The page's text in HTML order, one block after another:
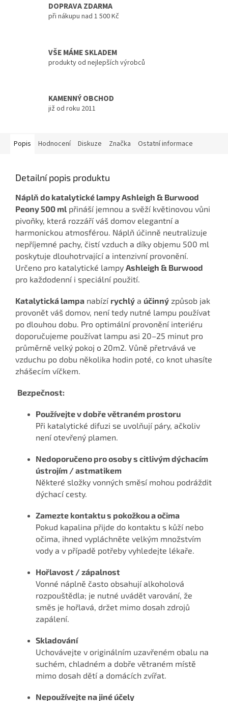
DOPRAVA ZDARMA
při nákupu nad 1 500 Kč
VŠE MÁME SKLADEM
produkty od nejlepších výrobců
KAMENNÝ OBCHOD
již od roku 2011
Popis Hodnocení Diskuze Značka Ostatní informace
Detailní popis produktu
Náplň do katalytické lampy Ashleigh & Burwood
Peony 500 ml přináší jemnou a svěží květinovou vůni
pivoňky, která rozzáří váš domov elegantní a
harmonickou atmosférou. Náplň účinně neutralizuje
nepříjemné pachy, čistí vzduch a díky objemu 500 ml
poskytuje dlouhotrvající a intenzivní provonění.
Určeno pro katalytické lampy Ashleigh & Burwood
pro každodenní i speciální použití.
Katalytická lampa nabízí rychlý a účinný způsob jak
provonět váš domov, není tedy nutné lampu používat
po dlouhou dobu. Pro optimální provonění interiéru
doporučujeme používat lampu asi 20–25 minut pro
průměrně velký pokoj o 20m2. Vůně přetrvává ve
vzduchu po dobu několika hodin poté, co knot uhasíte
zhášecím víčkem.
Bezpečnost:
Používejte v dobře větraném prostoru
Při katalytické difuzi se uvolňují páry, ačkoliv
není otevřený plamen.
Nedoporučeno pro osoby s citlivým dýchacím
ústrojím / astmatikem
Některé složky vonných směsí mohou podráždit
dýchací cesty.
Zamezte kontaktu s pokožkou a očima
Pokud kapalina přijde do kontaktu s kůží nebo
očima, ihned vypláchněte velkým množstvím
vody a v případě potřeby vyhledejte lékaře.
Hořlavost / zápalnost
Vonné náplně často obsahují alkoholová
rozpouštědla; je nutné uvádět varování, že
směs je hořlavá, držet mimo dosah zdrojů
zapálení.
Skladování
Uchovávejte v originálním uzavřeném obalu na
suchém, chladném a dobře větraném místě
mimo dosah dětí a domácích zvířat.
Nepoužívejte na jiné účely